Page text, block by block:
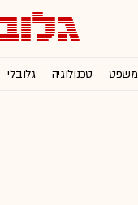
משפט טכנולוגיה גלובלי